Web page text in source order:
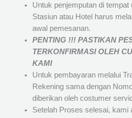
Untuk penjemputan di
Stasiun atau Hotel harus
awal pemesanan.
PENTING !!! PASTIKAN
TERKONFIRMASI OLEH
KAMI
Untuk pembayaran melalui
Rekening sama dengan
diberikan oleh costumer
Setelah Proses selesai, kami